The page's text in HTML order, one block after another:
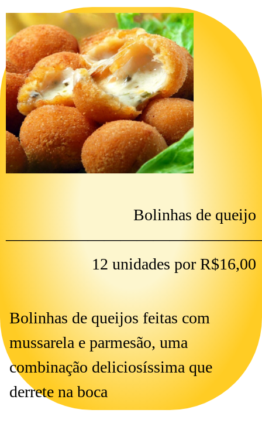
Bolinhas de queijo
12 unidades por R$16,00
Bolinhas de queijos feitas com
mussarela e parmesão, uma
combinação deliciosíssima que
derrete na boca